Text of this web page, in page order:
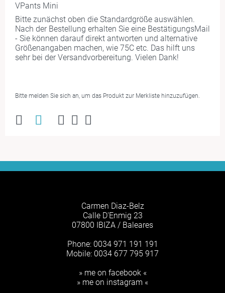
VPants Mini
Bitte zunächst oben die Standardgröße auswählen.
Nach der Bestellung erhalten Sie eine BestätigungsMail
- Sie können darauf direkt antworten und alternative
Größenangaben machen, wie 75C etc. Das hilft uns
sehr bei der Versandvorbereitung. Vielen Dank!
Bitte melden Sie sich an, um das Produkt zur Merkliste hinzuzufügen.
Carmen Diaz-Belz
Calle D'Enmig 23
07800 IBIZA / Baleares
Phone: 0034 971 191 191
Mobile: 0034 677 795 917
» me on facebook «
» me on instagram «